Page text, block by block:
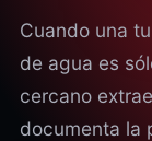
Cuando una
de agua es
cercano
documenta la